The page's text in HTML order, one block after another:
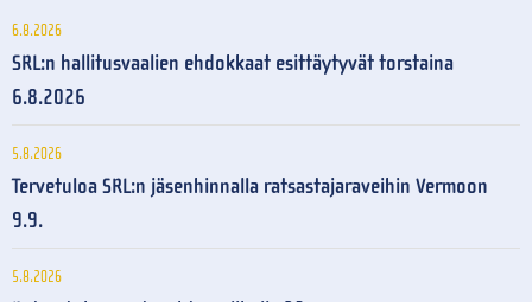
6.8.2026
SRL:n hallitusvaalien ehdokkaat esittäytyvät torstaina
6.8.2026
5.8.2026
Tervetuloa SRL:n jäsenhinnalla ratsastajaraveihin Vermoon
9.9.
5.8.2026